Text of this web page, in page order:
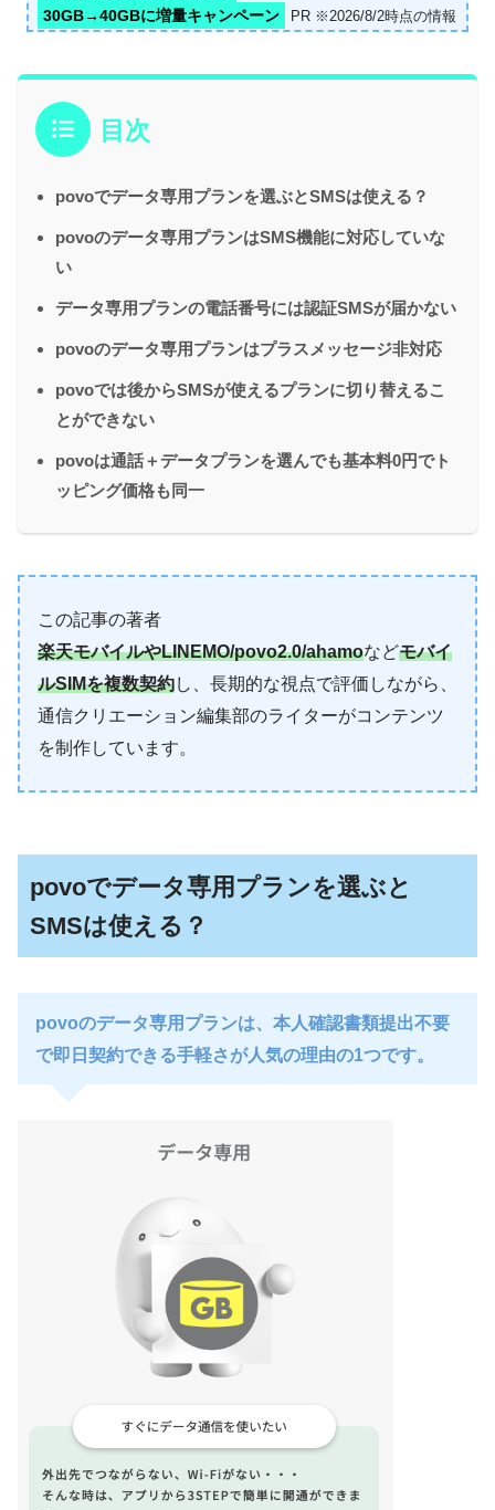
30GB→40GBに増量キャンペーン PR ※2026/8/2時点の情報
目次
povoでデータ専用プランを選ぶとSMSは使える？
povoのデータ専用プランはSMS機能に対応していな
い
データ専用プランの電話番号には認証SMSが届かない
povoのデータ専用プランはプラスメッセージ非対応
povoでは後からSMSが使えるプランに切り替えるこ
とができない
povoは通話＋データプランを選んでも基本料0円でト
ッピング価格も同一
この記事の著者
楽天モバイルやLINEMO/povo2.0/ahamoなどモバイ
ルSIMを複数契約し、長期的な視点で評価しながら、
通信クリエーション編集部のライターがコンテンツ
を制作しています。
povoでデータ専用プランを選ぶと
SMSは使える？
povoのデータ専用プランは、本人確認書類提出不要
で即日契約できる手軽さが人気の理由の1つです。